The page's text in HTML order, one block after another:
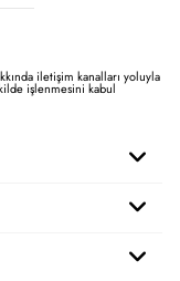
iletişim kanalları yoluyla
işlenmesini kabul